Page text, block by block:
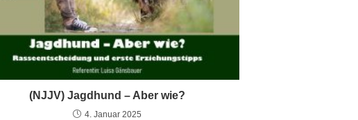
(NJJV) Jagdhund – Aber wie?
4. Januar 2025